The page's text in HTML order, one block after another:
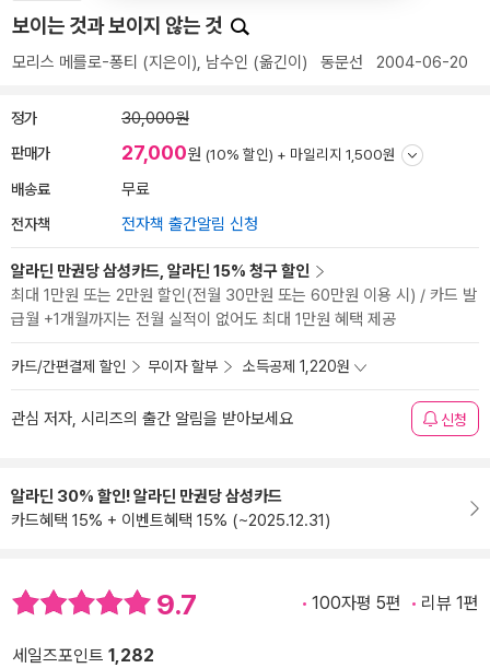
보이는 것과 보이지 않는 것
모리스 메를로-퐁티 (지은이), 남수인 (옮긴이) 동문선 2004-06-20
정가 30,000원
판매가 27,000원 (10% 할인) + 마일리지 1,500원
배송료 무료
전자책 전자책 출간알림 신청
알라딘 만권당 삼성카드, 알라딘 15% 청구 할인
최대 1만원 또는 2만원 할인(전월 30만원 또는 60만원 이용 시) / 카드 발
급월 +1개월까지는 전월 실적이 없어도 최대 1만원 혜택 제공
카드/간편결제 할인 무이자 할부 소득공제 1,220원
관심 저자, 시리즈의 출간 알림을 받아보세요 신청
알라딘 30% 할인! 알라딘 만권당 삼성카드
카드혜택 15% + 이벤트혜택 15% (~2025.12.31)
9.7 100자평 5편 리뷰 1편
세일즈포인트 1,282